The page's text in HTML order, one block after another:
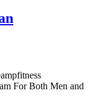
For Both Men and